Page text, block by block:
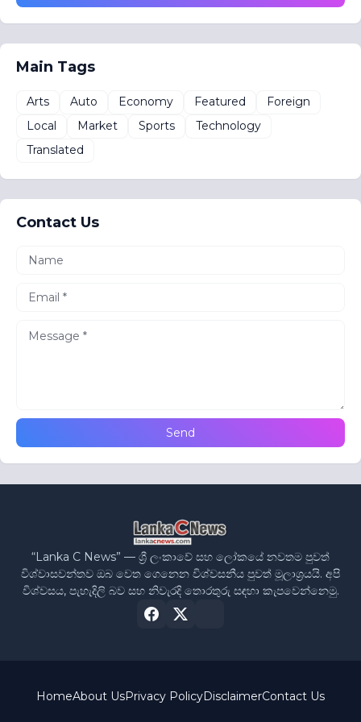
Main Tags
Arts Auto Economy Featured
Foreign
Local
Market Sports
Technology
Translated
Contact Us
“Lanka C News” — ශ්‍රී ලංකාවේ සහ ලෝකයේ නවතම පුවත්
විශ්වාසවන්තව ඔබ වෙත ගෙනෙන විශ්වසනීය පුවත් මූලාශ්‍රයයි. අපි
විශ්වසය, පැහැදිලි බව සහ නිවැරදි තොරතුරු සඳහා කැපවෙන්නෙමු.
HomeAbout UsPrivacy PolicyDisclaimerContact Us